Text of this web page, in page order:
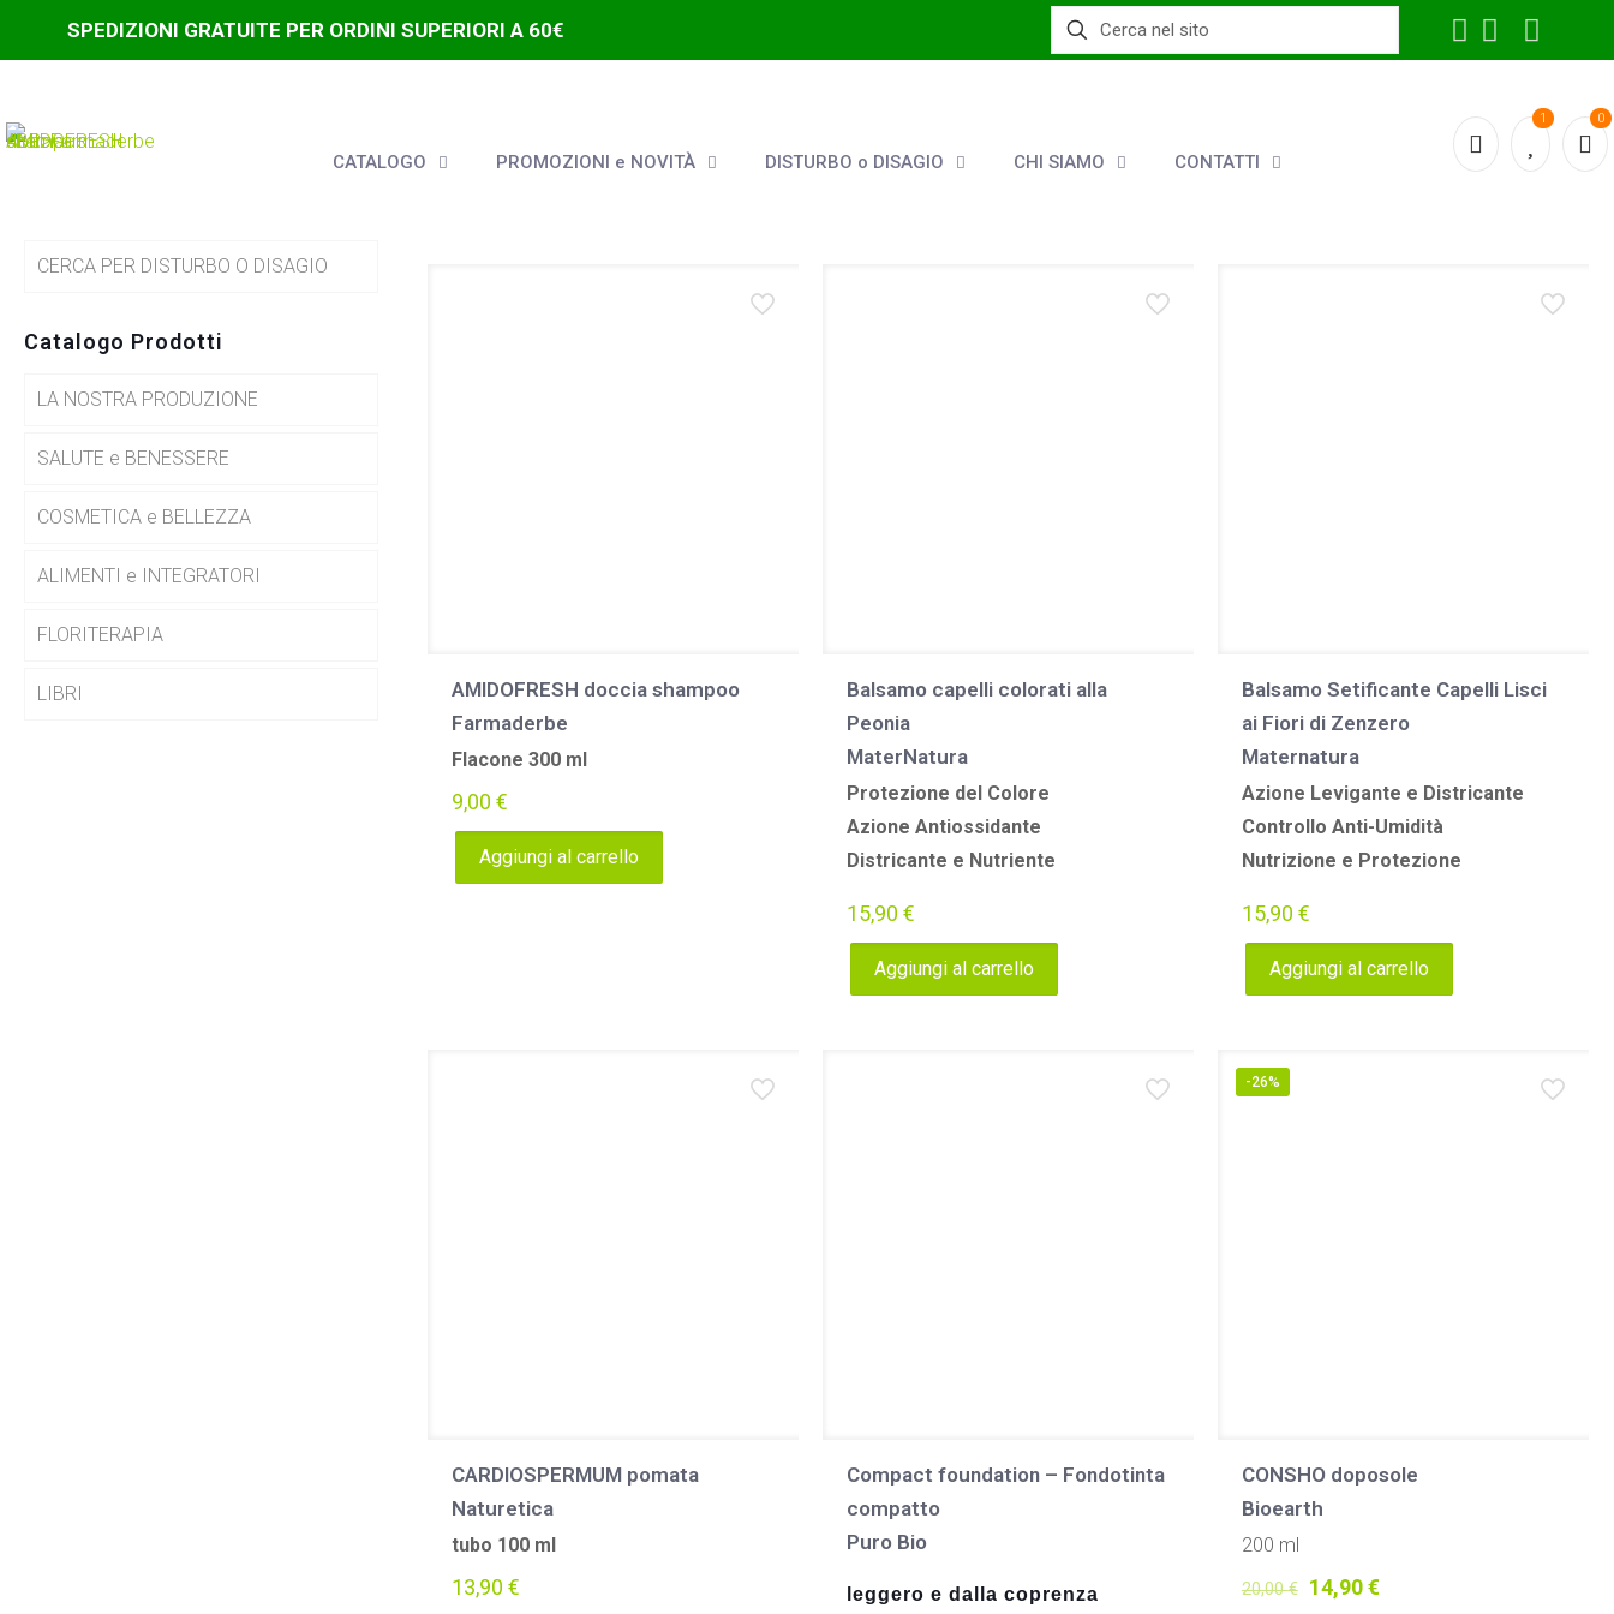
SPEDIZIONI GRATUITE PER ORDINI SUPERIORI A 60€
CATALOGO PROMOZIONI e NOVITÀ DISTURBO o DISAGIO CHI SIAMO CONTATTI
1 0
AMIDOFRESH doccia shampoo
Farmaderbe
Flacone 300 ml
9,00 €
Aggiungi al carrello
Balsamo capelli colorati alla
Peonia
MaterNatura
Protezione del Colore
Azione Antiossidante
Districante e Nutriente
15,90 €
Aggiungi al carrello
Balsamo Setificante Capelli Lisci
ai Fiori di Zenzero
Maternatura
Azione Levigante e Districante
Controllo Anti-Umidità
Nutrizione e Protezione
15,90 €
Aggiungi al carrello
CARDIOSPERMUM pomata
Naturetica
tubo 100 ml
13,90 €
Compact foundation – Fondotinta
compatto
Puro Bio
leggero e dalla coprenza
-26%
CONSHO doposole
Bioearth
200 ml
20,00€ Il
14,90€Il
CERCA PER DISTURBO O DISAGIO
Catalogo Prodotti
LA NOSTRA PRODUZIONE
SALUTE e BENESSERE
COSMETICA e BELLEZZA
ALIMENTI e INTEGRATORI
FLORITERAPIA
LIBRI